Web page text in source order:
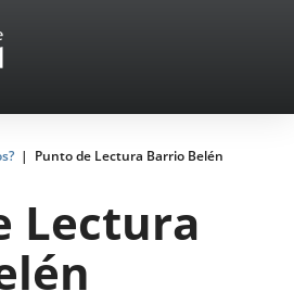
Punto de Lectura Barrio Belén
Lectura